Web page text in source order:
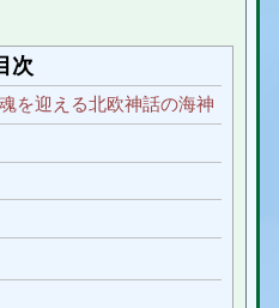
次
を迎える北欧神話の海神